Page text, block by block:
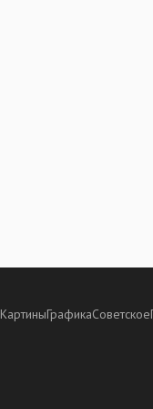
КартиныГрафикаСоветское